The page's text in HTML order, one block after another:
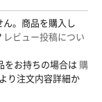
。商品を購入し
レビュー投稿につい
をお持ちの場合は 購
り注文内容詳細か